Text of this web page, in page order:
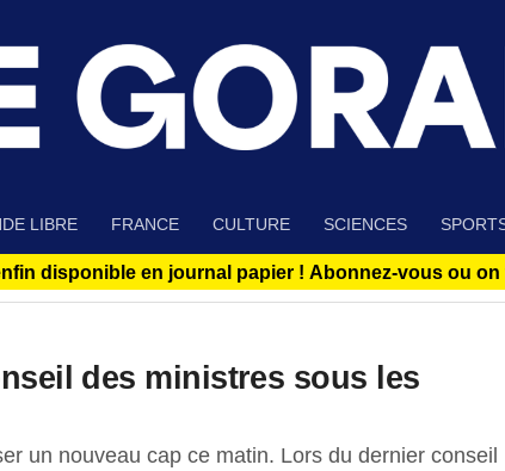
LIBRE FRANCE CULTURE SCIENCES
disponible en journal papier ! Abonnez-vous ou on
des ministres sous les
un nouveau cap ce matin. Lors du dernier conseil